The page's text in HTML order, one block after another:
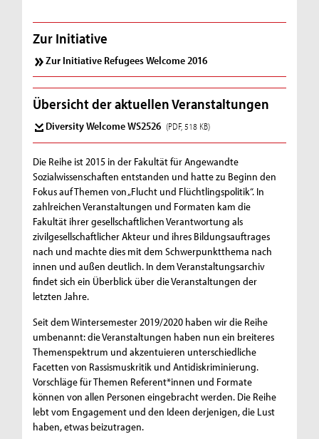
t
y
W
e
l
c
o
m
e
-
R
a
s
s
i
s
m
Zur Initiative
Zur Initiative Refugees Welcome 2016
Übersicht der aktuellen Veranstaltungen
Diversity Welcome WS2526 (PDF, 518 KB)
Die Reihe ist 2015 in der Fakultät für Angewandte
Sozialwissenschaften entstanden und hatte zu Beginn den
Fokus auf Themen von „Flucht und Flüchtlingspolitik“. In
zahlreichen Veranstaltungen und Formaten kam die
Fakultät ihrer gesellschaftlichen Verantwortung als
zivilgesellschaftlicher Akteur und ihres Bildungsauftrages
nach und machte dies mit dem Schwerpunktthema nach
innen und außen deutlich. In dem Veranstaltungsarchiv
findet sich ein Überblick über die Veranstaltungen der
letzten Jahre.
Seit dem Wintersemester 2019/2020 haben wir die Reihe
umbenannt: die Veranstaltungen haben nun ein breiteres
Themenspektrum und akzentuieren unterschiedliche
Facetten von Rassismuskritik und Antidiskriminierung.
Vorschläge für Themen Referent*innen und Formate
können von allen Personen eingebracht werden. Die Reihe
lebt vom Engagement und den Ideen derjenigen, die Lust
haben, etwas beizutragen.